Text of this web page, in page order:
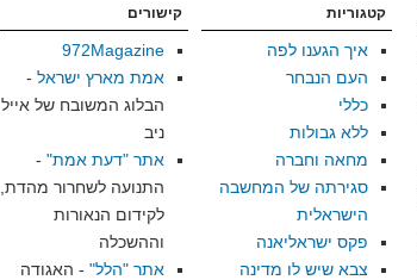
קטגוריות
איך הגענו לפה
העם הנבחר
כללי
ללא גבולות
מחאה וחברה
סגירתה של המחשבה
הישראלית
פקס ישראליאנה
צבא שיש לו מדינה
קישורים
972Magazine
אמת מארץ ישראל -
הבלוג המשובח של אייל
ניב
אתר "דעת אמת" -
התנועה לשחרור מהדת,
לקידום הנאורות
וההשכלה
אתר "הלל" - האגודה